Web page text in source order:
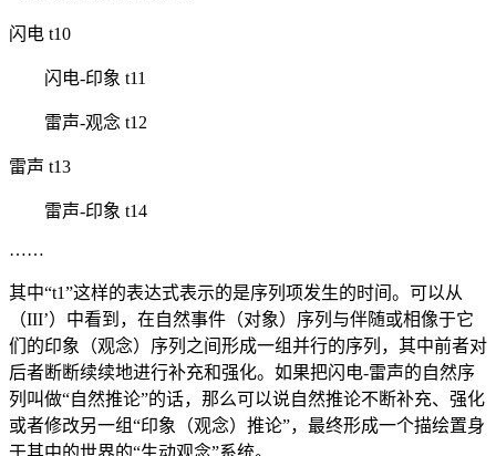
闪电 t10
闪电-印象 t11
雷声-观念 t12
雷声 t13
雷声-印象 t14
……
其中“t1”这样的表达式表示的是序列项发生的时间。可以从
（III’）中看到，在自然事件（对象）序列与伴随或相像于它
们的印象（观念）序列之间形成一组并行的序列，其中前者对
后者断断续续地进行补充和强化。如果把闪电-雷声的自然序
列叫做“自然推论”的话，那么可以说自然推论不断补充、强化
或者修改另一组“印象（观念）推论”，最终形成一个描绘置身
于其中的世界的“生动观念”系统。